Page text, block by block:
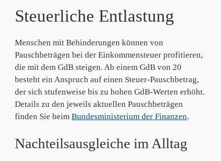
Steuerliche Entlastung
Menschen mit Behinderungen können von
Pauschbeträgen bei der Einkommensteuer profitieren,
die mit dem GdB steigen. Ab einem GdB von 20
besteht ein Anspruch auf einen Steuer-Pauschbetrag,
der sich stufenweise bis zu hohen GdB-Werten erhöht.
Details zu den jeweils aktuellen Pauschbeträgen
finden Sie beim Bundesministerium der Finanzen.
Nachteilsausgleiche im Alltag